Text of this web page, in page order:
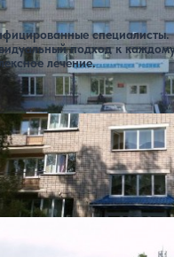
Архангельск
специалисты.
подход к
лечение.
АМК
Архангельск
или свободных мест
Выбрать другой
Жемчужина Севера